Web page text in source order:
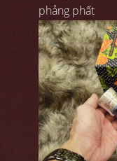
phảng phất